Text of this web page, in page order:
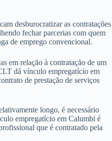
desburocratizar as contratações
fechar parcerias com quem
de emprego convencional.
em relação à contratação de um
dá vínculo empregatício em
de prestação de serviços
longo, é necessário
empregatício em Calumbi é
que é contratado pela